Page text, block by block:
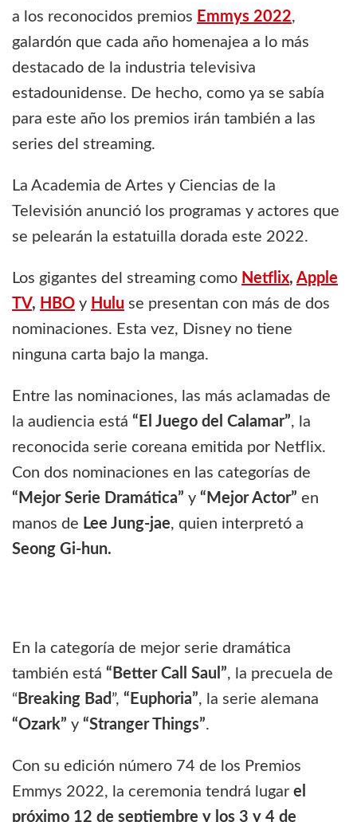
a los reconocidos premios Emmys 2022,
galardón que cada año homenajea a lo más
destacado de la industria televisiva
estadounidense. De hecho, como ya se sabía
para este año los premios irán también a las
series del streaming.
La Academia de Artes y Ciencias de la
Televisión anunció los programas y actores que
se pelearán la estatuilla dorada este 2022.
Los gigantes del streaming como Netflix, Apple
TV, HBO y Hulu se presentan con más de dos
nominaciones. Esta vez, Disney no tiene
ninguna carta bajo la manga.
Entre las nominaciones, las más aclamadas de
la audiencia está “El Juego del Calamar”, la
reconocida serie coreana emitida por Netflix.
Con dos nominaciones en las categorías de
“Mejor Serie Dramática” y “Mejor Actor” en
manos de Lee Jung-jae, quien interpretó a
Seong Gi-hun.
En la categoría de mejor serie dramática
también está “Better Call Saul”, la precuela de
“ Breaking Bad ”, “Euphoria”, la serie alemana
“Ozark” y “Stranger Things”.
Con su edición número 74 de los Premios
Emmys 2022, la ceremonia tendrá lugar el
próximo 12 de septiembre y los 3 y 4 de